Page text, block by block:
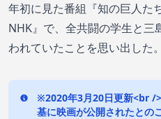
年初に見た番組『知の巨人
NHK』で、全共闘の学生と三
われていたことを思い出した。
※2020年3月20日更新<br /
基に映画が公開されたとのこ